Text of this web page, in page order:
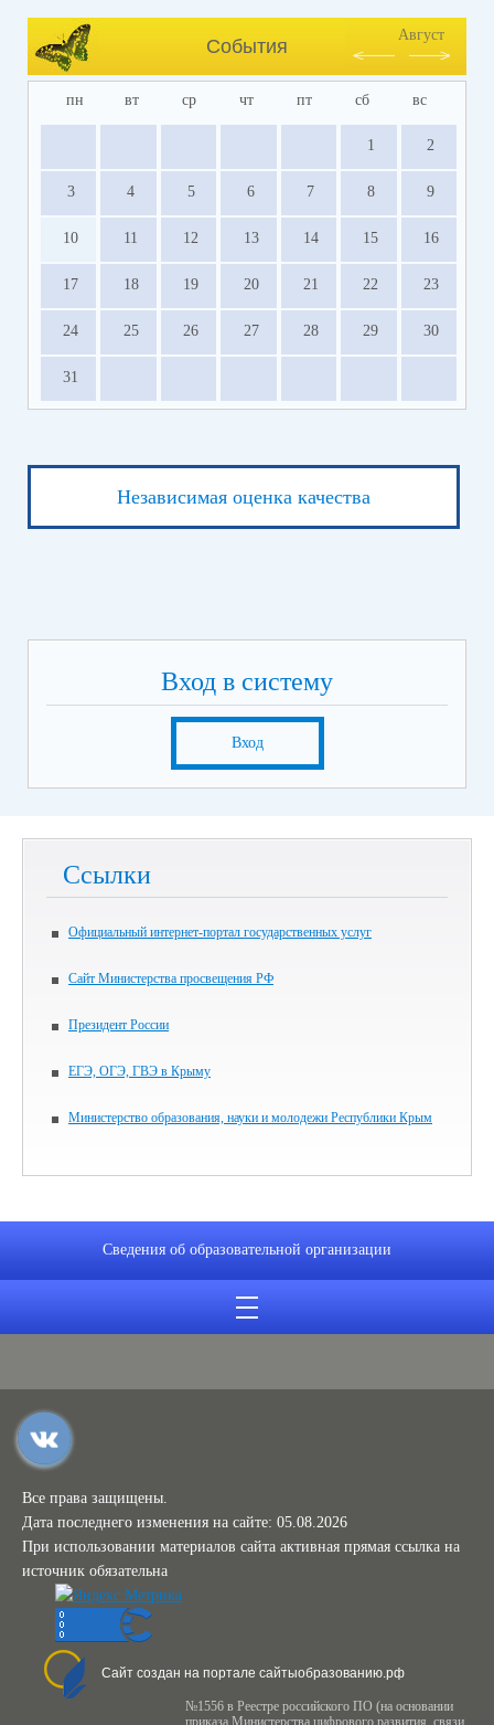
занесением заявления в электронной форме,
посредством единого портала государственных
услуг (ЕПГУ).
документов на свободные места (
лично
События
Август
пн вт ср чт пт сб вс
1 2
3 4 5 6 7 8 9
10 11 12 13 14 15 16
17 18 19 20 21 22 23
24 25 26 27 28 29 30
31
Независимая оценка качества
Вход в систему
Вход
Ссылки
Официальный интернет-портал государственных услуг
Сайт Министерства просвещения РФ
Президент России
ЕГЭ, ОГЭ, ГВЭ в Крыму
Министерство образования, науки и молодежи Республики Крым
Сведения об образовательной организации
Все права защищены.
Дата последнего изменения на сайте: 05.08.2026
При использовании материалов сайта активная прямая ссылка на
источник обязательна
Сайт создан на портале сайтыобразованию.рф
№1556 в Реестре российского ПО (на основании